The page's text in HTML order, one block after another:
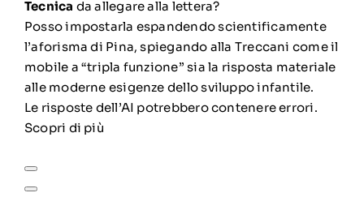
Tecnica da allegare alla lettera?
Posso impostarla espandendo scientificamente
l’aforisma di Pina, spiegando alla Treccani come il
mobile a “tripla funzione” sia la risposta materiale
alle moderne esigenze dello sviluppo infantile.
Le risposte dell’AI potrebbero contenere errori.
Scopri di più